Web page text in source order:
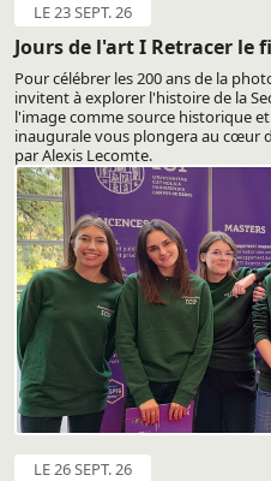
LE 23 SEPT. 26
Jours de l'art I Retracer le
Pour célébrer les 200 ans de la
invitent à explorer l'histoire de la
l'image comme source historique
inaugurale vous plongera au cœur
par Alexis Lecomte.
LE 26 SEPT. 26